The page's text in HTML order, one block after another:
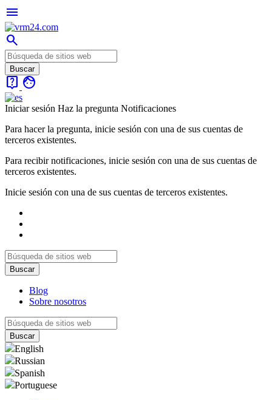
menu
search
live_help face
Iniciar sesión Haz la pregunta Notificaciones
Para hacer la pregunta, inicie sesión con una de sus cuentas de
terceros existentes.
Para recibir notificaciones, inicie sesión con una de sus cuentas de
terceros existentes.
Inicie sesión con una de sus cuentas de terceros existentes.
Blog
Sobre nosotros
English
Russian
Spanish
Portuguese